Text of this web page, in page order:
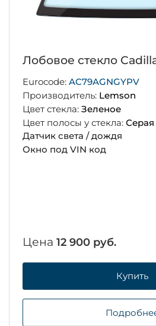
Лобовое стекло
Eurocode:AC79AGNGYPV
Производитель: Lemson
Цвет стекла:Зеленое
Цвет полосы у стекла:Серая
Датчик света / дождя
Окно под VIN код
Цена12 900 руб.
Купить